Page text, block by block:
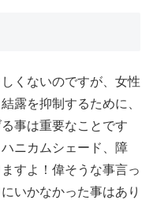
くないのですが、女性
露を抑制するために、
事は重要なことです
ニカムシェード、障
すよ！偉そうな事言っ
いかなかった事はあり